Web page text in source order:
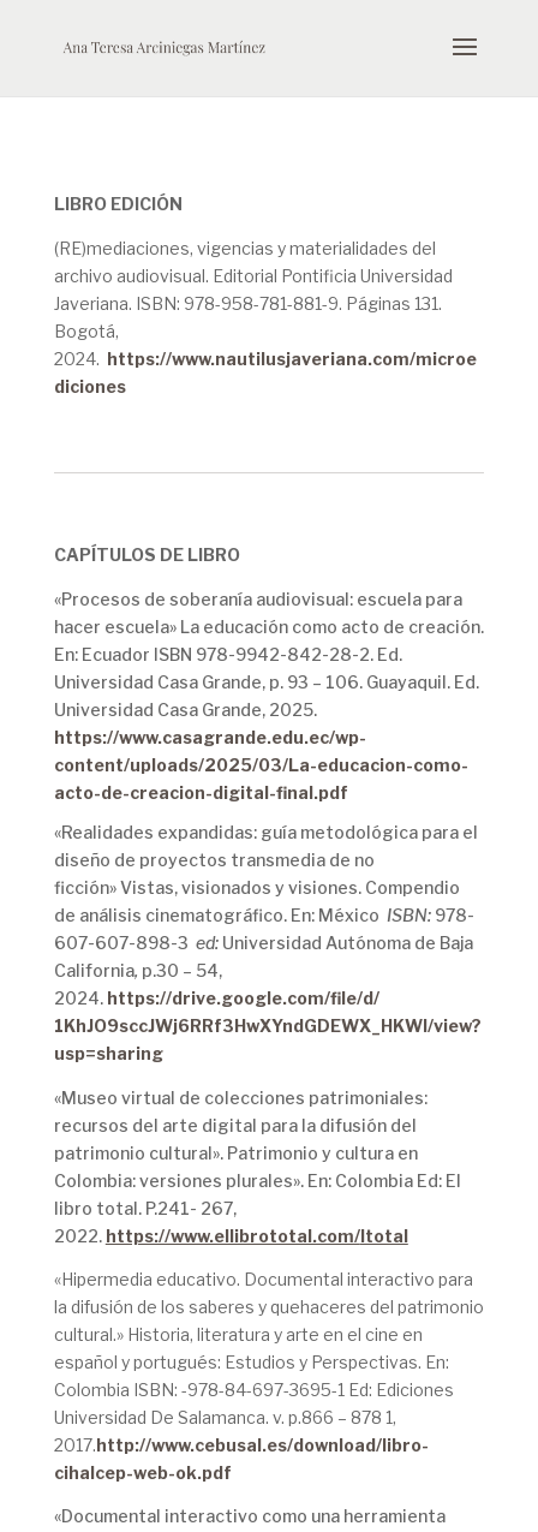
LIBRO EDICIÓN
(RE)mediaciones, vigencias y materialidades del
archivo audiovisual. Editorial Pontificia Universidad
Javeriana. ISBN: 978-958-781-881-9. Páginas 131.
Bogotá,
2024. https://www.nautilusjaveriana.com/microe
diciones
CAPÍTULOS DE LIBRO
«Procesos de soberanía audiovisual: escuela para
hacer escuela» La educación como acto de creación.
En: Ecuador ISBN 978-9942-842-28-2. Ed.
Universidad Casa Grande, p. 93 – 106. Guayaquil. Ed.
Universidad Casa Grande, 2025.
https://www.casagrande.edu.ec/wp-
content/uploads/2025/03/La-educacion-como-
acto-de-creacion-digital-final.pdf
«Realidades expandidas: guía metodológica para el
diseño de proyectos transmedia de no
ficción» Vistas, visionados y visiones. Compendio
de análisis cinematográfico. En: México ISBN:978-
607-607-898-3 ed:Universidad Autónoma de Baja
California, p.30 – 54,
2024. https://drive.google.com/file/d/
1KhJO9sccJWj6RRf3HwXYndGDEWX_ HKWl/view?
usp=sharing
«Museo virtual de colecciones patrimoniales:
recursos del arte digital para la difusión del
patrimonio cultural». Patrimonio y cultura en
Colombia: versiones plurales». En: Colombia Ed: El
libro total. P.241- 267,
2022. https://www.ellibrototal.com/ltotal
«Hipermedia educativo. Documental interactivo para
la difusión de los saberes y quehaceres del patrimonio
cultural.» Historia, literatura y arte en el cine en
español y portugués: Estudios y Perspectivas. En:
Colombia ISBN: -978-84-697-3695-1 Ed: Ediciones
Universidad De Salamanca. v. p.866 – 878 1,
2017.http://www.cebusal.es/download/libro-
cihalcep-web-ok.pdf
«Documental interactivo como una herramienta